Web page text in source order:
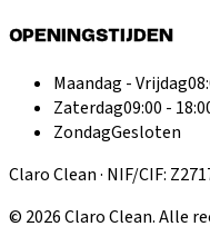
OPENINGSTIJDEN
Maandag - Vrijdag
Zaterdag09:00 -
ZondagGesloten
Claro Clean · NIF/CIF:
© 2026Claro Clean.Alle